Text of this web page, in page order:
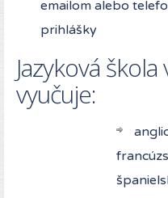
emailom alebo
prihlášky
Jazyková
vyučuje: